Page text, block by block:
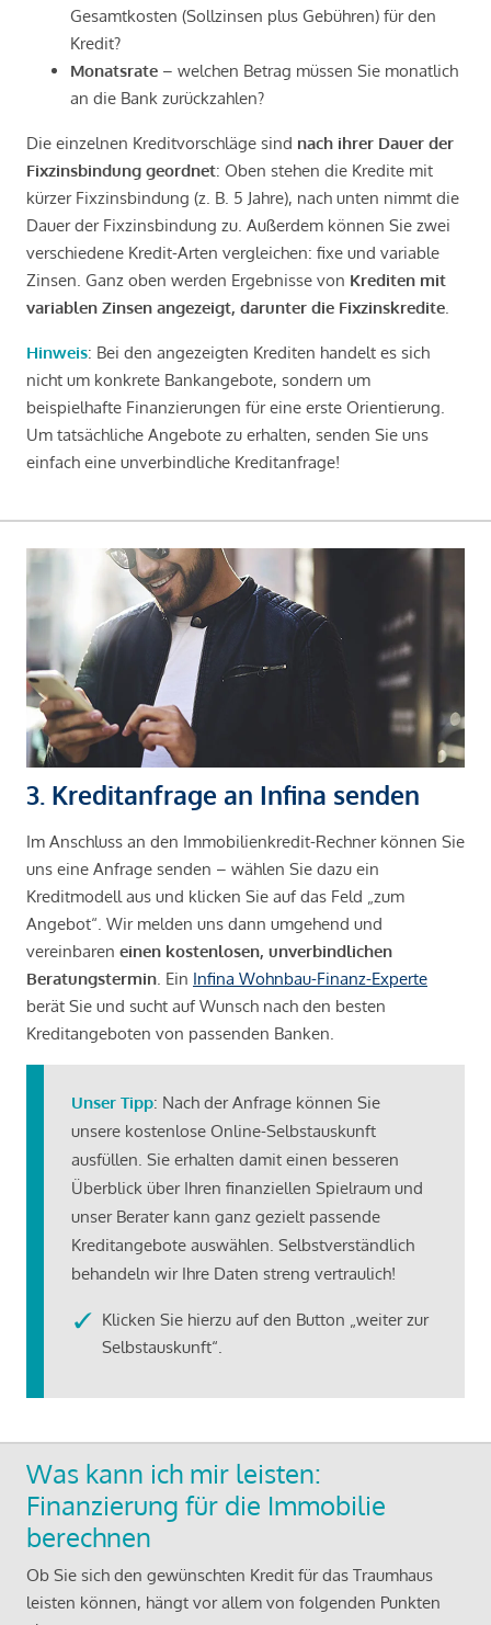
Gesamtkosten (Sollzinsen plus Gebühren) für den
Kredit?
Monatsrate – welchen Betrag müssen Sie monatlich
an die Bank zurückzahlen?
Die einzelnen Kreditvorschläge sind nach ihrer Dauer der
Fixzinsbindung geordnet: Oben stehen die Kredite mit
kürzer Fixzinsbindung (z. B. 5 Jahre), nach unten nimmt die
Dauer der Fixzinsbindung zu. Außerdem können Sie zwei
verschiedene Kredit-Arten vergleichen: fixe und variable
Zinsen. Ganz oben werden Ergebnisse von Krediten mit
variablen Zinsen angezeigt, darunter die Fixzinskredite
Hinweis: Bei den angezeigten Krediten handelt es sich
nicht um konkrete Bankangebote, sondern um
beispielhafte Finanzierungen für eine erste Orientierung.
Um tatsächliche Angebote zu erhalten, senden Sie uns
einfach eine unverbindliche Kreditanfrage!
3. Kreditanfrage an Infina senden
Im Anschluss an den Immobilienkredit-Rechner können Sie
uns eine Anfrage senden – wählen Sie dazu ein
Kreditmodell aus und klicken Sie auf das Feld „zum
Angebot“. Wir melden uns dann umgehend und
vereinbaren einen kostenlosen, unverbindlichen
Beratungstermin . Ein Infina Wohnbau-Finanz-Experte
berät Sie und sucht auf Wunsch nach den besten
Kreditangeboten von passenden Banken.
Unser Tipp: Nach der Anfrage können Sie
unsere kostenlose Online-Selbstauskunft
ausfüllen. Sie erhalten damit einen besseren
Überblick über Ihren finanziellen Spielraum und
unser Berater kann ganz gezielt passende
Kreditangebote auswählen. Selbstverständlich
behandeln wir Ihre Daten streng vertraulich!
Klicken Sie hierzu auf den Button „weiter zur
Selbstauskunft“.
Was kann ich mir leisten:
Finanzierung für die Immobilie
berechnen
Ob Sie sich den gewünschten Kredit für das Traumhaus
leisten können, hängt vor allem von folgenden Punkten